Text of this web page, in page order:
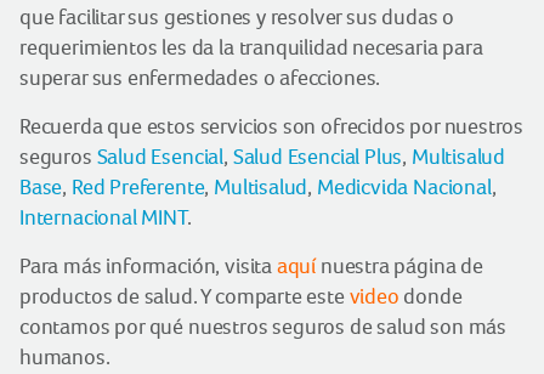
que facilitar sus gestiones y resolver sus dudas o
requerimientos les da la tranquilidad necesaria para
superar sus enfermedades o afecciones.
Recuerda que estos servicios son ofrecidos por nuestros
seguros Salud Esencial, Salud Esencial Plus, Multisalud
Base, Red Preferente, Multisalud, Medicvida Nacional,
Internacional MINT.
Para más información, visita aquínuestra página de
productos de salud. Y comparte este video donde
contamos por qué nuestros seguros de salud son más
humanos.